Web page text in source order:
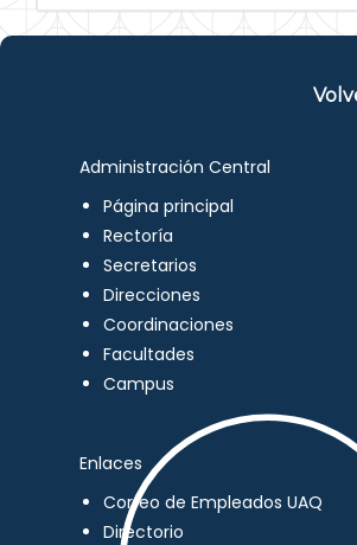
Administración Central
Página principal
Rectoría
Secretarios
Direcciones
Coordinaciones
Facultades
Campus
Enlaces
Correo de Empleados UAQ
Directorio